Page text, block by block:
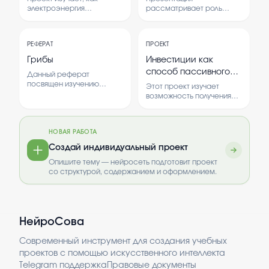
электроэнергия
преимущества и
недостатки
электромобилей и других
электросредств перед
традиционными.
рассматривает роль
основные направления
влияния музыки на
общество и развитие
культурных особенностей
разных стран.
РЕФЕРАТ
Грибы
Данный реферат
посвящен изучению
цикл и особенности
размножения грибов.
Важность изучения грибов
обусловлена их
значением для экосистем
биоразнообразие и
использовать их ресурсы
более рационально.
ПРОЕКТ
Инвестиции как
способ пассивного
зароботка
Этот проект изучает
возможность получения
инвестиции.
на финансовое
состояние человека.
НОВАЯ РАБОТА
Создай индивидуальный проект
Опишите тему — нейросеть подготовит проект
со структурой, содержанием и оформлением.
НейроСова
Современный инструмент для создания учебных
проектов с помощью искусственного интеллекта
Telegram поддержка Правовые документы